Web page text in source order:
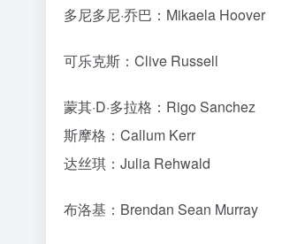
Miss 黄金周：Sophia Anne Caruso
Mr.5：Camrus Johnson
Mr.9：Daniel Lasker